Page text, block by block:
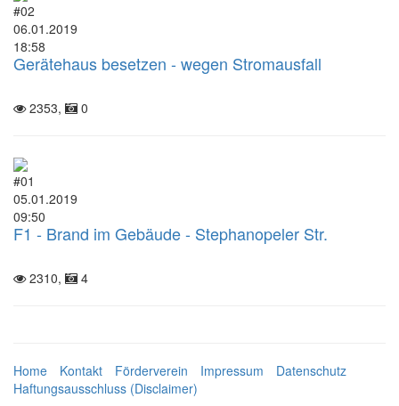
#02
06.01.2019
18:58
Gerätehaus besetzen - wegen Stromausfall
2353, 0
#01
05.01.2019
09:50
F1 - Brand im Gebäude - Stephanopeler Str.
2310, 4
Home Kontakt Förderverein Impressum
Datenschutz
Haftungsausschluss (Disclaimer)